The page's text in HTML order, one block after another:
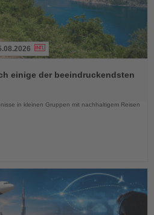
einige der beeindruckendsten
in kleinen Gruppen mit nachhaltigem Reisen